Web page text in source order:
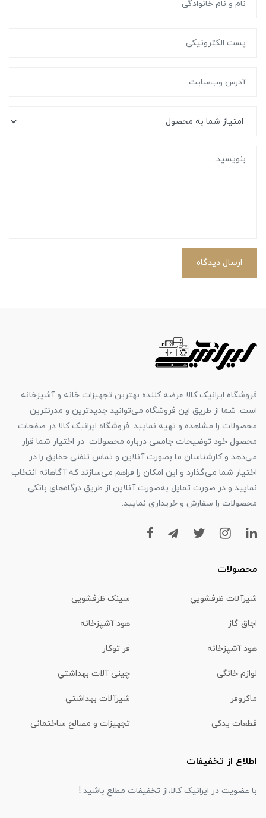
ارسال دیدگاه
فروشگاه ایرانیک کالا عرضه کننده بهترین تجهیزات خانه و آشپزخانه
است. شما از طریق این فروشگاه می‌توانید جدیدترین و مدرنترین
محصولات را مشاهده و تهیه نمایید. فروشگاه ایرانیک کالا در صفحات
محصول خود توضیحات جامعی درباره محصولات در اختیار شما قرار
می‌دهد و کارشناسان ما بصورت آنلاین و تماس تلفنی حقایق را در
اختیار شما می‌گذارد و این امکان را فراهم می‌سازند که آگاهانه انتخاب
نمایید و در صورت تمایل به‌صورت آنلاین از طریق درگاه‌های بانکی
محصولات را سفارش و خریداری نمایید.
محصولات
شیرآلات ظرفشويي سینک ظرفشویی
اجاق گاز هود آشپزخانه
هود آشپزخانه فر توکار
لوازم خانگی چینی آلات بهداشتي
ماكروفر شیرآلات بهداشتي
قطعات یدکی تجهیزات و مصالح ساختمانی
اطلاع از تخفیفات
با عضویت در ایرانیک کالا،از تخفیفات مطلع باشید !